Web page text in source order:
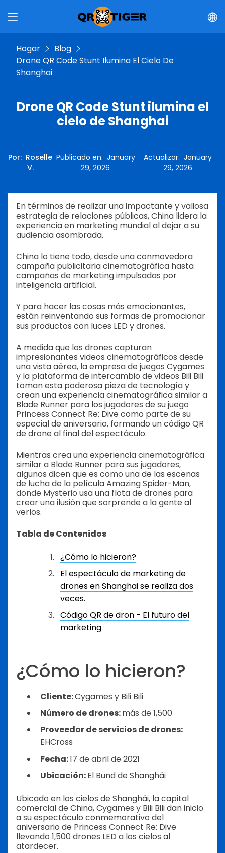
Hogar
Blog
Drone QR Code Stunt Ilumina El Cielo De
Shanghai
Drone QR Code Stunt ilumina el
cielo de Shanghai
Por: Roselle
V.
Publicado en: January
29, 2026
Actualizar:January
29, 2026
En términos de realizar una impactante y valiosa
estrategia de relaciones públicas, China lidera la
experiencia en marketing mundial al dejar a su
audiencia asombrada.
China lo tiene todo, desde una conmovedora
campaña publicitaria cinematográfica hasta
campañas de marketing impulsadas por
inteligencia artificial.
Y para hacer las cosas más emocionantes,
están reinventando sus formas de promocionar
sus productos con luces LED y drones.
A medida que los drones capturan
impresionantes videos cinematográficos desde
una vista aérea, la empresa de juegos Cygames
y la plataforma de intercambio de videos Bili Bili
toman esta poderosa pieza de tecnología y
crean una experiencia cinematográfica similar a
Blade Runner para los jugadores de su juego
Princess Connect Re: Dive como parte de su
especial de aniversario, formando un código QR
de drone al final del espectáculo.
Mientras crea una experiencia cinematográfica
similar a Blade Runner para sus jugadores,
algunos dicen que es como una de las escenas
de lucha de la película Amazing Spider-Man,
donde Mysterio usa una flota de drones para
crear una ilusión que sorprende a la gente al
verlos.
Tabla de Contenidos
¿Cómo lo hicieron?
El espectáculo de marketing de
drones en Shanghai se realiza dos
veces.
Código QR de dron - El futuro del
marketing
¿Cómo lo hicieron?
Cliente:Cygames y Bili Bili
Número de drones:más de 1,500
Proveedor de servicios de drones:
EHCross
Fecha:17 de abril de 2021
Ubicación:El Bund de Shanghái
Ubicado en los cielos de Shanghái, la capital
comercial de China, Cygames y Bili Bili dan inicio
a su espectáculo conmemorativo del
aniversario de Princess Connect Re: Dive
llevando 1,500 drones LED a los cielos al
atardecer.